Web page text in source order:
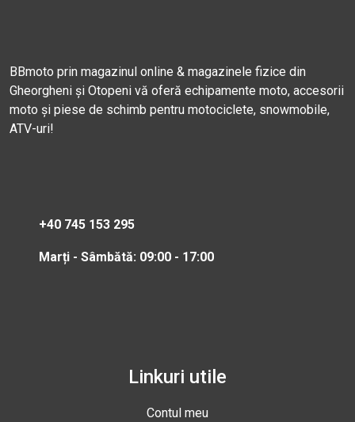
BBmoto prin magazinul online & magazinele fizice din
Gheorgheni și Otopeni vă oferă echipamente moto, accesorii
moto și piese de schimb pentru motociclete, snowmobile,
ATV-uri!
+40 745 153 295
Marți - Sâmbătă: 09:00 - 17:00
Linkuri utile
Contul meu